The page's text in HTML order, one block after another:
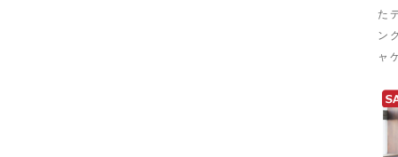
た
ン
ャ